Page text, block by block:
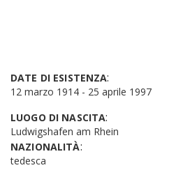
DATE DI ESISTENZA:
12 marzo 1914 - 25 aprile 1997
LUOGO DI NASCITA:
Ludwigshafen am Rhein
NAZIONALITÀ:
tedesca